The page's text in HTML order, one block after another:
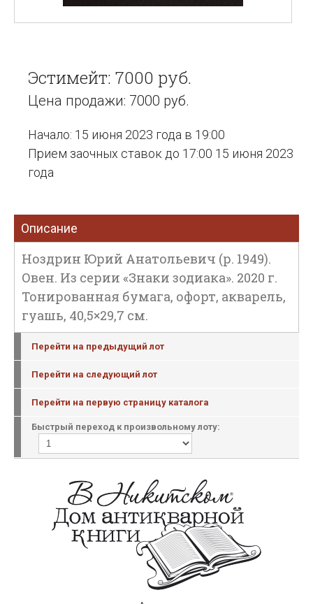
Эстимейт: 7000 руб.
Цена продажи: 7000 руб.
Начало: 15 июня 2023 года в 19:00
Прием заочных ставок до 17:00 15 июня 2023
года
Описание
Ноздрин Юрий Анатольевич (р. 1949).
Овен. Из серии «Знаки зодиака». 2020 г.
Тонированная бумага, офорт, акварель,
гуашь, 40,5×29,7 см.
Перейти на предыдущий лот
Перейти на следующий лот
Перейти на первую страницу каталога
Быстрый переход к произвольному лоту: